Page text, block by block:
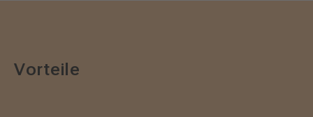
Vorteile